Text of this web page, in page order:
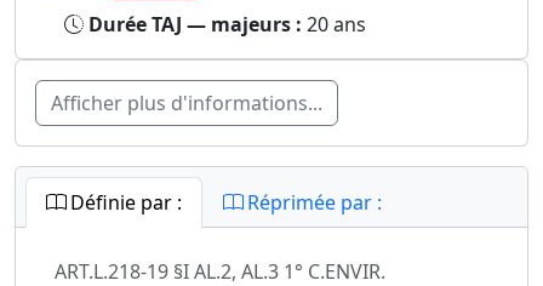
Durée TAJ — majeurs : 20 ans
Afficher plus d'informations...
Définie par : Réprimée par :
ART.L.218-19 §I AL.2, AL.3 1° C.ENVIR.